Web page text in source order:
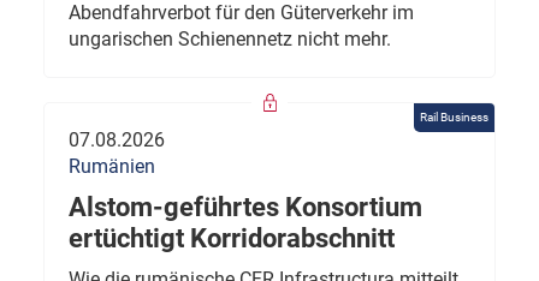
Abendfahrverbot für den Güterverkehr im
ungarischen Schienennetz nicht mehr.
Rail Business
07.08.2026
Rumänien
Alstom-geführtes Konsortium
ertüchtigt Korridorabschnitt